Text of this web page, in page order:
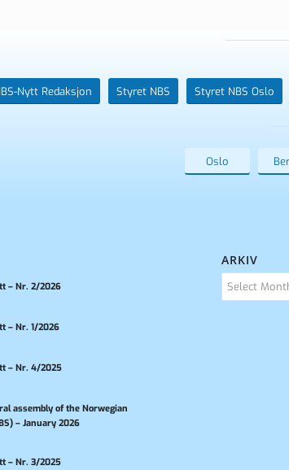
Nytt Redaksjon Styret NBS Styret NBS Oslo
Oslo
– Nr. 2/2026
– Nr. 1/2026
– Nr. 4/2025
assembly of the Norwegian
– January 2026
– Nr. 3/2025
ARKIV